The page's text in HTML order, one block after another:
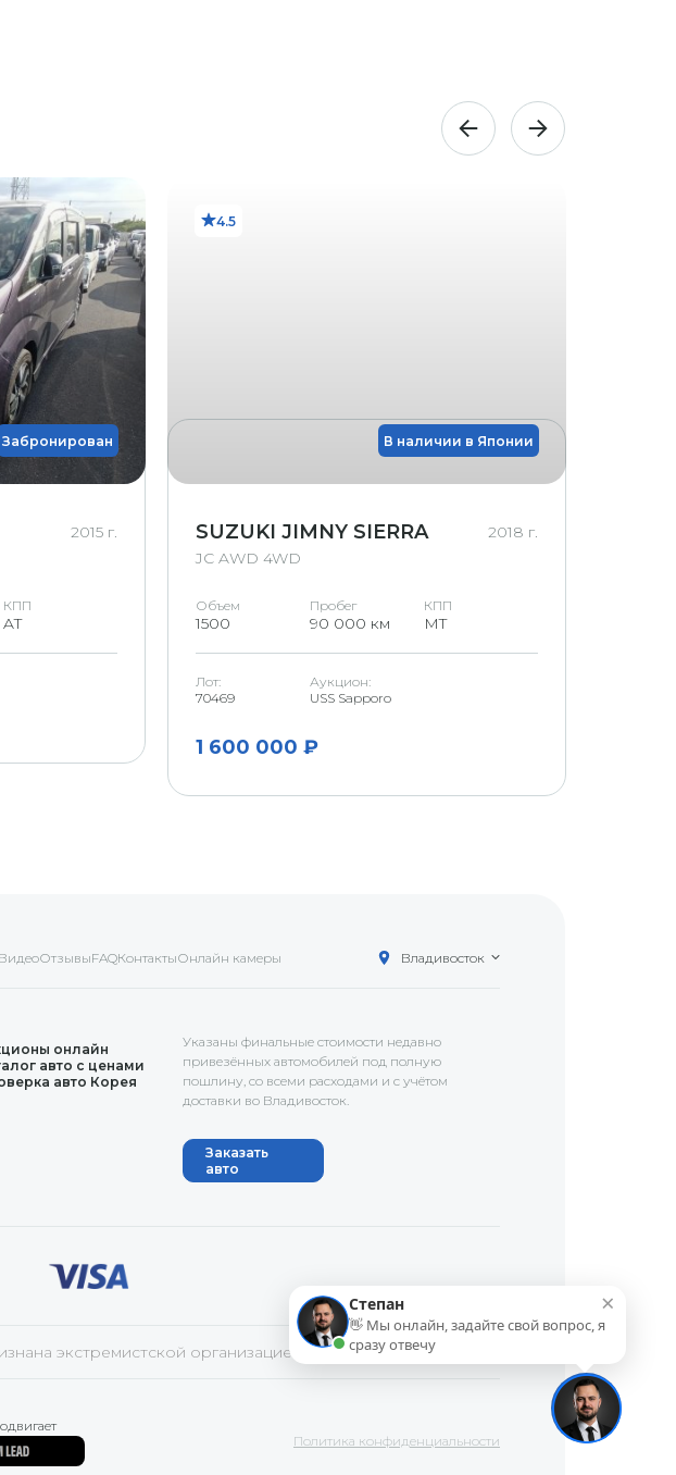
Забронирован
2015 г.
КПП
AT
4.5
В наличии в Японии
SUZUKI JIMNY SIERRA
JC AWD 4WD
2018 г.
Объем
1500
Пробег
90 000 км
КПП
MT
Лот:
70469
Аукцион:
USS Sapporo
1 600 000 ₽
ВидеоОтзывыFAQКонтактыОнлайн камеры Владивосток
онлайн
авто с ценами
авто Корея
Указаны финальные стоимости недавно
привезённых автомобилей под полную
пошлину, со всеми расходами и с учётом
доставки во Владивосток.
Заказать
авто
экстремистской организацией в России.
Политика конфиденциальности
×
Степан
👋 Мы онлайн, задайте свой вопрос, я
сразу отвечу